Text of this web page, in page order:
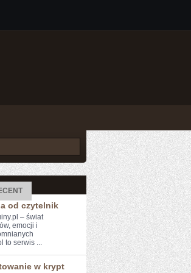
od czytelnik
– świat
emocji i
to serwis ...
w krypt